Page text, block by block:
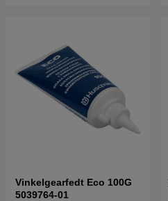
Vinkelgearfedt Eco 100G
5039764-01